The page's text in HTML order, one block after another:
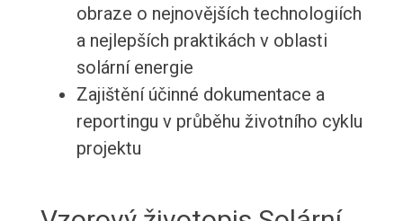
obraze o nejnovějších technologiích
a nejlepších praktikách v oblasti
solární energie
Zajištění účinné dokumentace a
reportingu v průběhu životního cyklu
projektu